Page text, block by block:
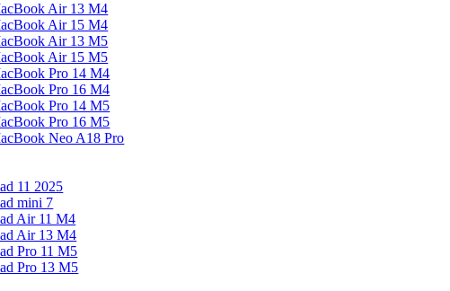
Air 13 M4
Air 15 M4
Air 13 M5
Air 15 M5
Pro 14 M4
Pro 16 M4
Pro 14 M5
Pro 16 M5
Neo A18 Pro
11 2025
mini 7
Air 11 M4
Air 13 M4
Pro 11 M5
Pro 13 M5